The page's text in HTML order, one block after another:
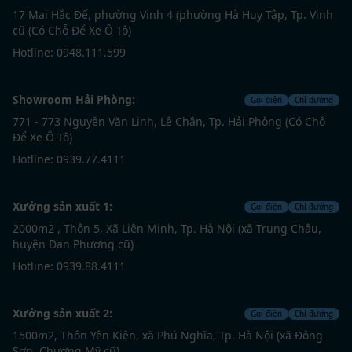
hướng và luôn lắng nghe nhu cầu của khách hàng,
ZITO mang đến những giải pháp thiết kế đa dạng, từ
hiện đại tinh tế đến sang trọng cá nhân hóa để mỗi
Điểm mạnh nổi bật của ZITO nằm ở hệ thống nhà
xưởng lên đến gần 4000m², được trang bị máy móc
tiên tiến và công nghệ sản xuất hiện đại. Nhờ vậy, mọi
sản phẩm nội thất đều được kiểm soát nghiêm ngặt từ
trội, đồng bộ và tối ưu chi phí cho khách hàng.
Với sự chỉn chu trong từng bản vẽ và năng lực hiện
thực hóa ý tưởng bằng những sản phẩm hoàn thiện
vị thiết kế nội thất chung cư Trần Duy Hưng vừa hiểu
nghề, vừa hiểu gu thẩm mỹ cá nhân, thì ZITO chính là
17 Mai Hắc Đế, phường Vinh 4 (phường Hà Huy Tập, Tp. Vinh
cũ (Có Chỗ Để Xe Ô Tô)
Hotline: 0948.111.599
Showroom Hải Phòng: Gọi điện Chỉ đường
771 - 773 Nguyễn Văn Linh, Lê Chân, Tp. Hải Phòng (Có Chỗ
Để Xe Ô Tô)
Hotline: 0939.77.4111
Xưởng sản xuất 1: Gọi điện Chỉ đường
2000m2 , Thôn 5, Xã Liên Minh, Tp. Hà Nội (xã Trung Châu,
huyện Đan Phượng cũ)
Hotline: 0939.88.4111
Xưởng sản xuất 2: Gọi điện Chỉ đường
1500m2, Thôn Yên Kiện, xã Phú Nghĩa, Tp. Hà Nội (xã Đông